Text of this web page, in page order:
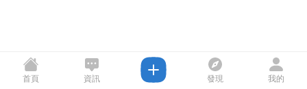
首頁 資訊 發現 我的